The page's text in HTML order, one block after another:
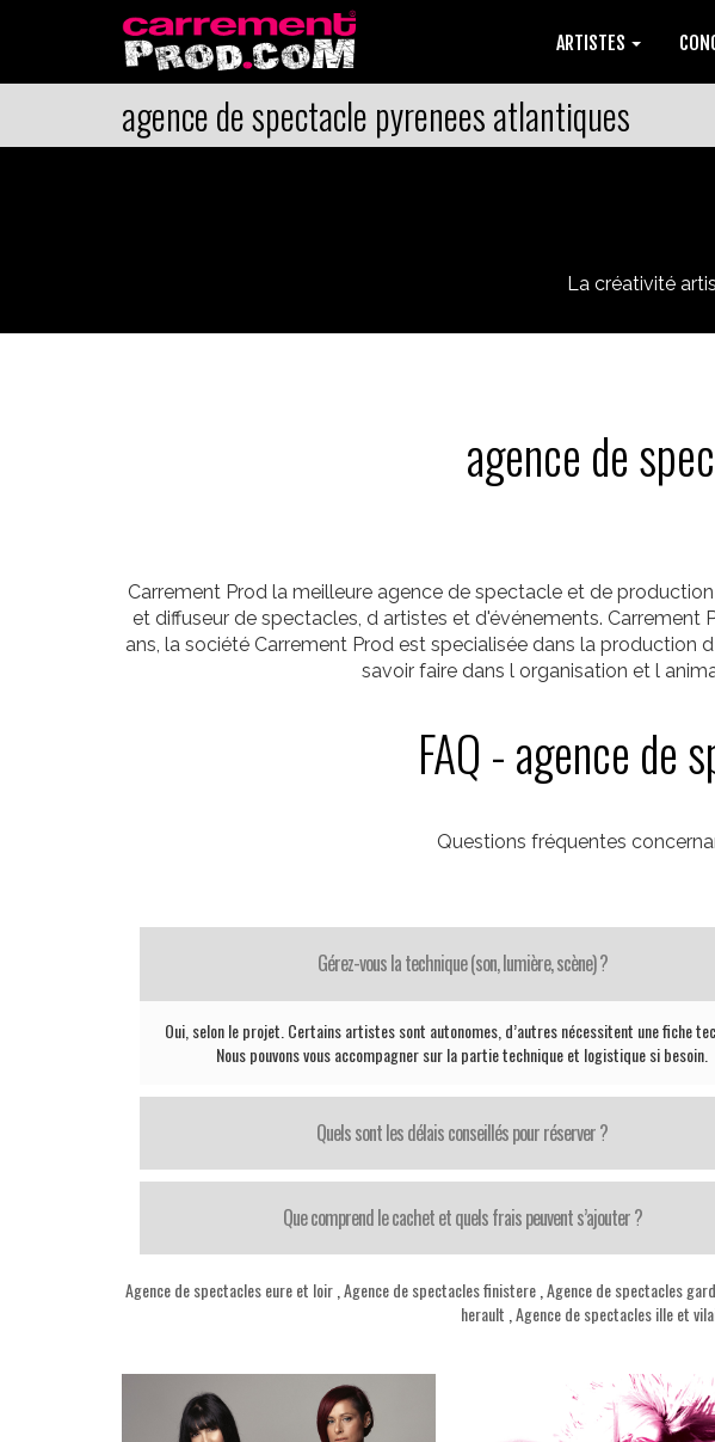
ARTISTES
agence de spectacle pyrenees atlantiques
La créativité
agence de
Carrement Prod la meilleure agence de spectacle et de
et diffuseur de spectacles, d artistes et d'événements. Carrement
ans, la société Carrement Prod est specialisée dans la
savoir faire dans l organisation et l
FAQ - agence de
Questions fréquentes
Gérez-vous la technique (son, lumière, scène) ?
Oui, selon le projet. Certains artistes sont autonomes, d’autres nécessitent une fiche
Nous pouvons vous accompagner sur la partie technique et logistique si besoin.
Quels sont les délais conseillés pour réserver ?
Que comprend le cachet et quels frais peuvent s’ajouter ?
Agence de spectacles eure et loir Agence de spectacles finistere Agence de spectacles gard
herault Agence de spectacles ille et